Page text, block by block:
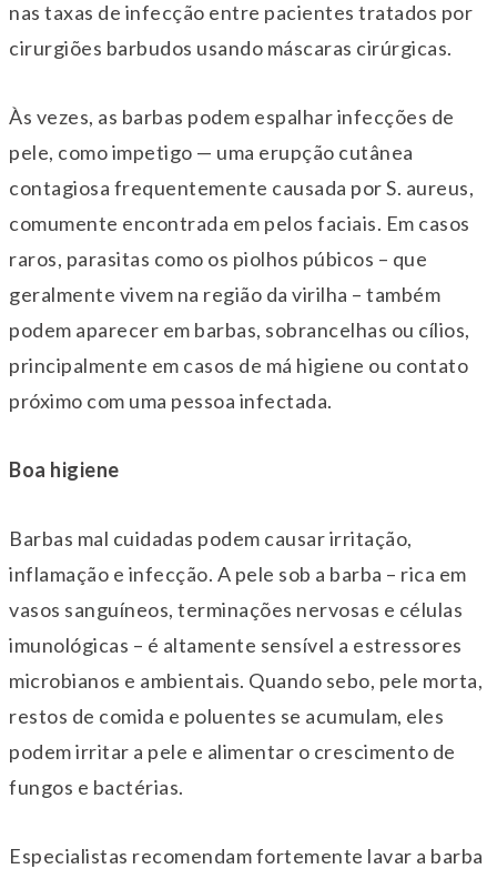
nas taxas de infecção entre pacientes tratados por
cirurgiões barbudos usando máscaras cirúrgicas.
Às vezes, as barbas podem espalhar infecções de
pele, como impetigo — uma erupção cutânea
contagiosa frequentemente causada por S. aureus,
comumente encontrada em pelos faciais. Em casos
raros, parasitas como os piolhos púbicos – que
geralmente vivem na região da virilha – também
podem aparecer em barbas, sobrancelhas ou cílios,
principalmente em casos de má higiene ou contato
próximo com uma pessoa infectada.
Boa higiene
Barbas mal cuidadas podem causar irritação,
inflamação e infecção. A pele sob a barba – rica em
vasos sanguíneos, terminações nervosas e células
imunológicas – é altamente sensível a estressores
microbianos e ambientais. Quando sebo, pele morta,
restos de comida e poluentes se acumulam, eles
podem irritar a pele e alimentar o crescimento de
fungos e bactérias.
Especialistas recomendam fortemente lavar a barba